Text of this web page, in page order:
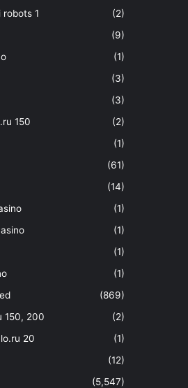
robots 1
(2)
(9)
(1)
(3)
(3)
150
(2)
(1)
(61)
(14)
(1)
(1)
(1)
(1)
(869)
150, 200
(2)
20
(1)
(12)
(5,547)